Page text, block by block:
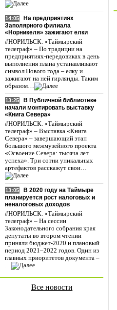
14:05
На предприятиях
Заполярного филиала
«Норникеля» зажигают елки
#НОРИЛЬСК. «Таймырский
телеграф» – По традиции на
предприятиях-передовиках в день
выполнения плана устанавливают
символ Нового года – елку и
зажигают на ней гирлянды. Таким
образом…
13:25
В Публичной библиотеке
начали монтировать выставку
«Книга Севера»
#НОРИЛЬСК. «Таймырский
телеграф» – Выставка «Книга
Севера» – завершающий этап
большого межмузейного проекта
«Освоение Севера: тысяча лет
успеха». Три сотни уникальных
артефактов расскажут свои…
13:05
В 2020 году на Таймыре
планируется рост налоговых и
неналоговых доходов
#НОРИЛЬСК. «Таймырский
телеграф» – На сессии
Законодательного собрания края
депутаты во втором чтении
приняли бюджет-2020 и плановый
период 2021–2022 годов. Один из
главных приоритетов документа –
…
Все новости